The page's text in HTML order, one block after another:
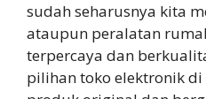
sudah seharusnya kita
ataupun peralatan
terpercaya dan
pilihan toko elektronik